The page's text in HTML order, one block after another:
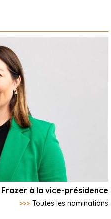
à la vice-présidence
>>> Toutes les nominations